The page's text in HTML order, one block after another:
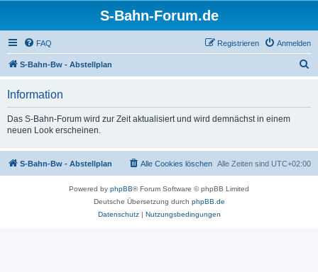
S-Bahn-Forum.de
FAQ Anmelden
Registrieren
S-Bahn-Bw - Abstellplan
Information
Das S-Bahn-Forum wird zur Zeit aktualisiert und wird demnächst in einem
neuen Look erscheinen.
S-Bahn-Bw - Abstellplan Alle Zeiten sind UTC+02:00
Alle Cookies löschen
Powered by phpBB® Forum Software © phpBB Limited
Deutsche Übersetzung durch phpBB.de
Datenschutz| Nutzungsbedingungen